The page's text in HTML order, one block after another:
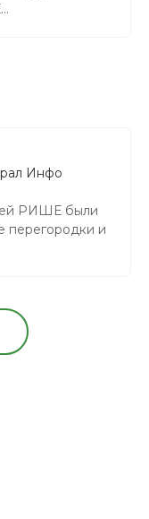
Инфо
РИШЕ были
перегородки и